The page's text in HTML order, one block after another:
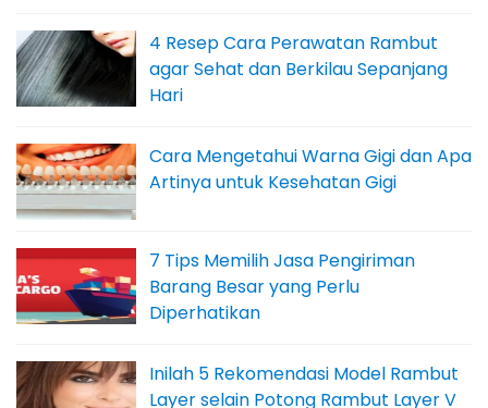
4 Resep Cara Perawatan Rambut
agar Sehat dan Berkilau Sepanjang
Hari
Cara Mengetahui Warna Gigi dan Apa
Artinya untuk Kesehatan Gigi
7 Tips Memilih Jasa Pengiriman
Barang Besar yang Perlu
Diperhatikan
Inilah 5 Rekomendasi Model Rambut
Layer selain Potong Rambut Layer V